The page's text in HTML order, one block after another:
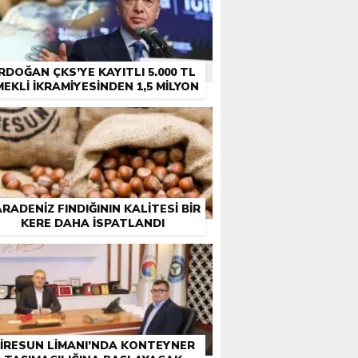
ÇKS’YE KAYITLI 5.000 TL
İKRAMIYESINDEN 1,5 MILYON
FINDIĞININ KALITESI BIR
KERE DAHA ISPATLANDI
LIMANI’NDA KONTEYNER